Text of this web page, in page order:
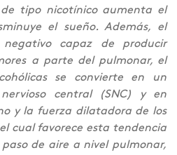
de tipo nicotínico aumenta el
el sueño. Además, el
capaz de producir
a parte del pulmonar, el
se convierte en un
central (SNC) y en
y la fuerza dilatadora de los
cual favorece esta tendencia
de aire a nivel pulmonar,